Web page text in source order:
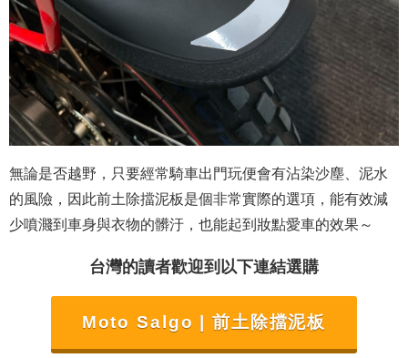
無論是否越野，只要經常騎車出門玩便會有沾染沙塵、泥水
的風險，因此前土除擋泥板是個非常實際的選項，能有效減
少噴濺到車身與衣物的髒汙，也能起到妝點愛車的效果～
台灣的讀者歡迎到以下連結選購
Moto Salgo | 前土除擋泥板